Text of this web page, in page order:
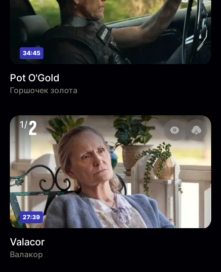
34:45
Pot O'Gold
Горшочек золота
1/2
27:39
Valacor
Валакор